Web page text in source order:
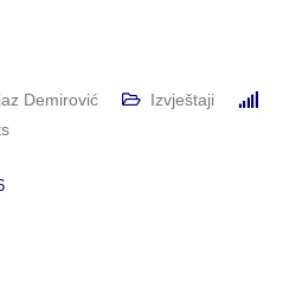
Demirović
Izvještaji